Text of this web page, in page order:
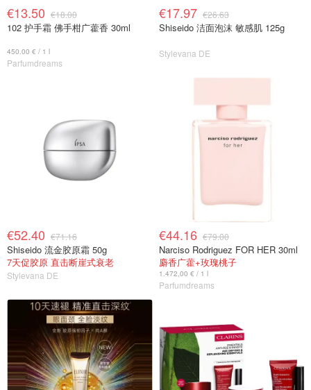
€13.50 €18.00
102 护手霜 佛手柑广藿香 30ml
450.00 € / 1 l
Parfumdreams
€17.97 €26.63
Shiseido 洁面泡沫 敏感肌 125g
Stylevana DE
€52.40 €71.16
Shiseido 流金胶原霜 50g
7天促胶原 直击断崖式衰老
Stylevana DE
€44.16 €79.00
Narciso Rodriguez FOR HER 30ml
麝香广藿+玫瑰桃子
1.472,00 € / 1 l
Parfumdreams